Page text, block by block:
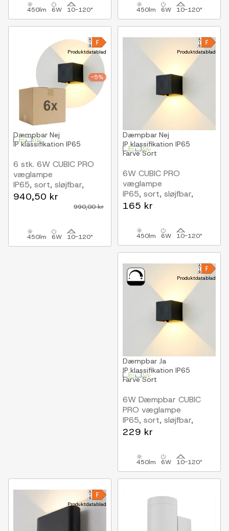
450lm 6W 10-120° 450lm 6W 10-120°
Produktdatablad
-5%
Dæmpbar Nej
IP klassifikation IP65
6 stk. 6W CUBIC PRO
væglampe
IP65, sort, sløjfbar,
justerbar, firkantet,
op/ned, inde / ude, inkl.
940,50 kr
990,00 kr
450lm 6W 10-120°
Produktdatablad
Dæmpbar Nej
IP klassifikation IP65
FarveSort
6W CUBIC PRO
væglampe
IP65, sort, sløjfbar,
justerbar, firkantet,
165 kr
450lm 6W 10-120°
Produktdatablad
Dæmpbar Ja
IP klassifikation IP65
FarveSort
6W Dæmpbar CUBIC
PRO væglampe
IP65, sort, sløjfbar,
justerbar, firkantet,
229 kr
450lm 6W 10-120°
Produktdatablad